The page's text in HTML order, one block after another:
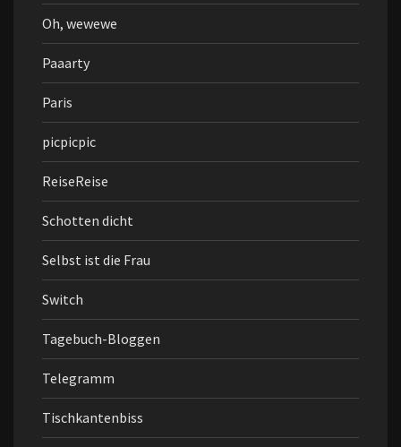
Oh, wewewe
Paaarty
Paris
picpicpic
ReiseReise
Schotten dicht
Selbst ist die Frau
Switch
Tagebuch-Bloggen
Telegramm
Tischkantenbiss